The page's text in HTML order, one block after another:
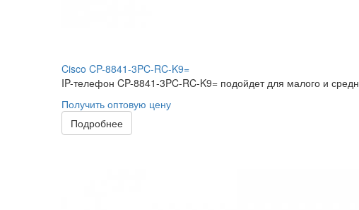
Cisco CP-8841-3PC-RC-K9=
IP-телефон CP-8841-3PC-RC-K9= подойдет для малого и
Получить оптовую цену
Подробнее